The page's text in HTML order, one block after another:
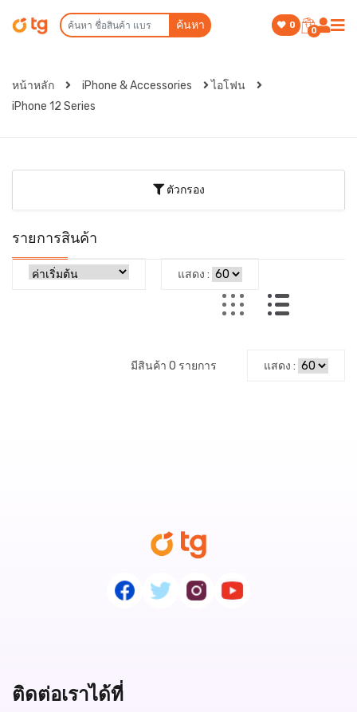
ค้นหา 0
0
หน้าหลัก iPhone & Accessories
ไอโฟน
iPhone 12 Series
ตัวกรอง
รายการสินค้า
แสดง :
มีสินค้า 0 รายการ แสดง :
ติดต่อเราได้ที่